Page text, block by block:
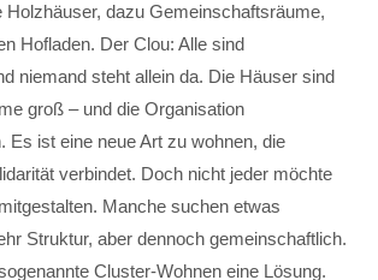
Holzhäuser, dazu Gemeinschaftsräume,
Hofladen. Der Clou: Alle sind
niemand steht allein da. Die Häuser sind
groß – und die Organisation
Es ist eine neue Art zu wohnen, die
verbindet. Doch nicht jeder möchte
Manche suchen etwas
Struktur, aber dennoch gemeinschaftlich.
Cluster-Wohnen eine Lösung.